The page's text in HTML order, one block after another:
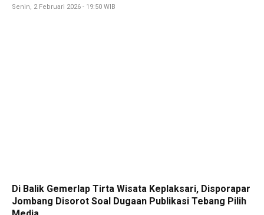
Senin, 2 Februari 2026 - 19:50 WIB
Di Balik Gemerlap Tirta Wisata Keplaksari, Disporapar
Jombang Disorot Soal Dugaan Publikasi Tebang Pilih